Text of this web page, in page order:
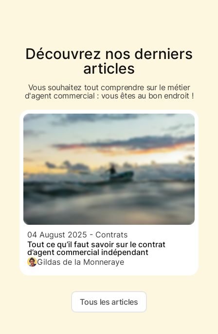
Découvrez nos derniers
articles
Vous souhaitez tout comprendre sur le métier
d'agent commercial : vous êtes au bon endroit !
04 August 2025 - Contrats
Tout ce qu’il faut savoir sur le contrat
d’agent commercial indépendant
Gildas de la Monneraye
Tous les articles